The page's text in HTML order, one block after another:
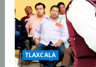
TLAXCALA